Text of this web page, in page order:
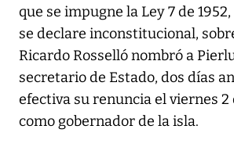
que se impugne la Ley 7 de
se declare inconstitucional,
Ricardo Rosselló nombró a
secretario de Estado, dos días
efectiva su renuncia el viernes 2
como gobernador de la isla.